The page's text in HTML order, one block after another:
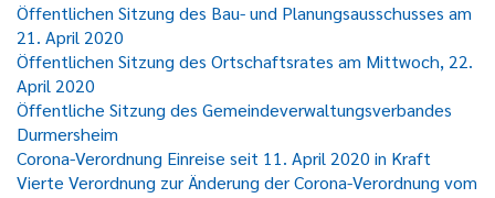
Öffentlichen Sitzung des Bau- und Planungsausschusses am
21. April 2020
Öffentlichen Sitzung des Ortschaftsrates am Mittwoch, 22.
April 2020
Öffentliche Sitzung des Gemeindeverwaltungsverbandes
Durmersheim
Corona-Verordnung Einreise seit 11. April 2020 in Kraft
Vierte Verordnung zur Änderung der Corona-Verordnung vom